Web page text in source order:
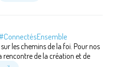
les chemins de la foi. Pour nos
rencontre de la création et de